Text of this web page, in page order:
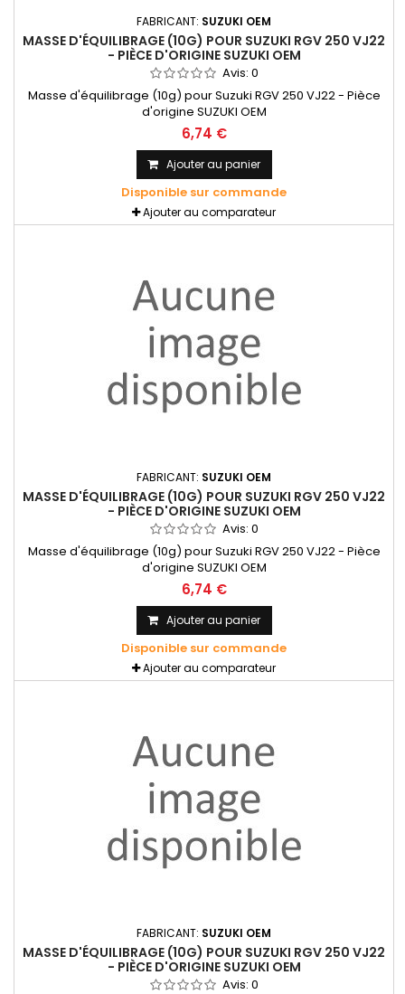
FABRICANT: SUZUKI OEM
MASSE D'ÉQUILIBRAGE (10G) POUR SUZUKI RGV 250 VJ22
- PIÈCE D'ORIGINE SUZUKI OEM
Avis: 0
Masse d'équilibrage (10g) pour Suzuki RGV 250 VJ22 - Pièce
d'origine SUZUKI OEM
6,74 €
Ajouter au panier
Disponible sur commande
Ajouter au comparateur
FABRICANT: SUZUKI OEM
MASSE D'ÉQUILIBRAGE (10G) POUR SUZUKI RGV 250 VJ22
- PIÈCE D'ORIGINE SUZUKI OEM
Avis: 0
Masse d'équilibrage (10g) pour Suzuki RGV 250 VJ22 - Pièce
d'origine SUZUKI OEM
6,74 €
Ajouter au panier
Disponible sur commande
Ajouter au comparateur
FABRICANT: SUZUKI OEM
MASSE D'ÉQUILIBRAGE (10G) POUR SUZUKI RGV 250 VJ22
- PIÈCE D'ORIGINE SUZUKI OEM
Avis: 0